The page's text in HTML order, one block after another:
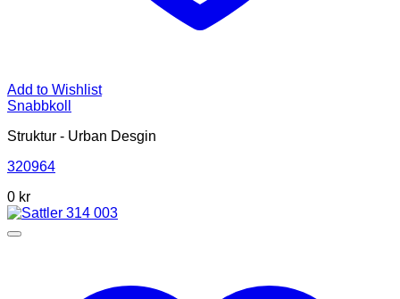
Add to Wishlist
Snabbkoll
Struktur - Urban Desgin
320964
0 kr